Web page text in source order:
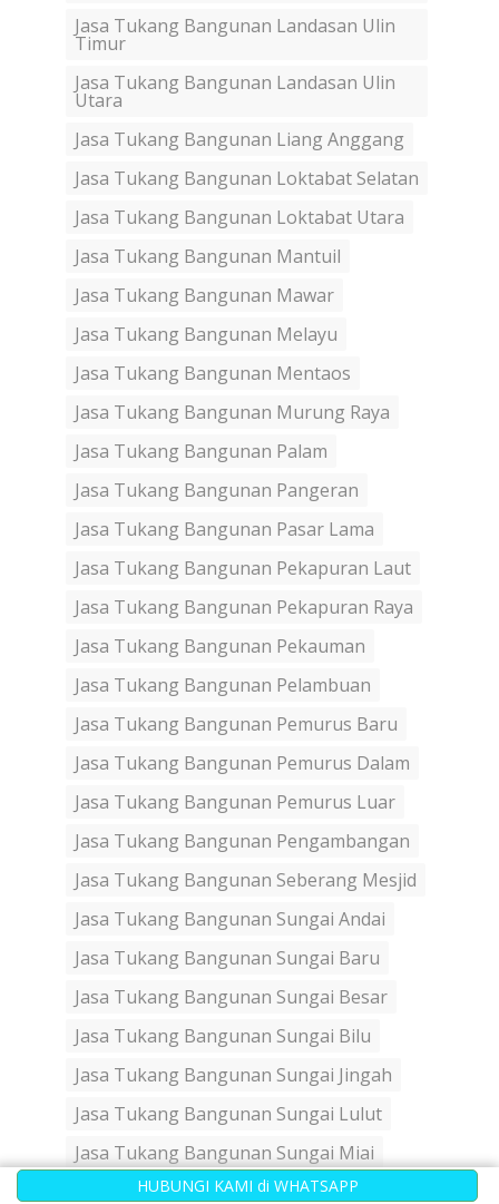
HUBUNGI KAMI di WHATSAPP
Jasa Tukang Bangunan Landasan Ulin
Timur
Jasa Tukang Bangunan Landasan Ulin
Utara
Jasa Tukang Bangunan Liang Anggang
Jasa Tukang Bangunan Loktabat Selatan
Jasa Tukang Bangunan Loktabat Utara
Jasa Tukang Bangunan Mantuil
Jasa Tukang Bangunan Mawar
Jasa Tukang Bangunan Melayu
Jasa Tukang Bangunan Mentaos
Jasa Tukang Bangunan Murung Raya
Jasa Tukang Bangunan Palam
Jasa Tukang Bangunan Pangeran
Jasa Tukang Bangunan Pasar Lama
Jasa Tukang Bangunan Pekapuran Laut
Jasa Tukang Bangunan Pekapuran Raya
Jasa Tukang Bangunan Pekauman
Jasa Tukang Bangunan Pelambuan
Jasa Tukang Bangunan Pemurus Baru
Jasa Tukang Bangunan Pemurus Dalam
Jasa Tukang Bangunan Pemurus Luar
Jasa Tukang Bangunan Pengambangan
Jasa Tukang Bangunan Seberang Mesjid
Jasa Tukang Bangunan Sungai Andai
Jasa Tukang Bangunan Sungai Baru
Jasa Tukang Bangunan Sungai Besar
Jasa Tukang Bangunan Sungai Bilu
Jasa Tukang Bangunan Sungai Jingah
Jasa Tukang Bangunan Sungai Lulut
Jasa Tukang Bangunan Sungai Miai
Jasa Tukang Bangunan Sungai Tiung